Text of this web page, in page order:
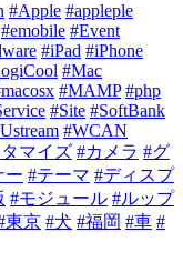
#Apple #appleple
#emobile #Event
#iPad #iPhone
#Mac
#MAMP #php
#Site #SoftBank
#WCAN
マイズ #カメラ #グ
ー #テーマ #ディスプ
#モジュール #ルップ
東京 #犬 #福岡 #車 #